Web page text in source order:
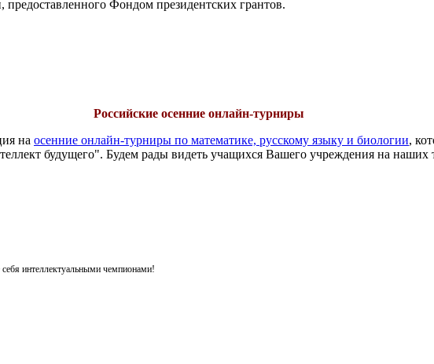
Фондом президентских грантов.
Российские осенние онлайн-турниры
на осенние онлайн-турниры по математике, русскому языку и биологии,
будущего". Будем рады видеть учащихся Вашего учреждения на наших
себя интеллектуальными чемпионами!